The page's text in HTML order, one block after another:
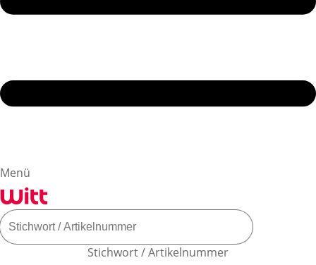
Menü
Stichwort / Artikelnummer